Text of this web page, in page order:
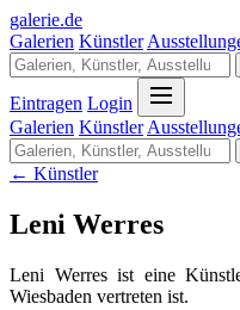
galerie.de
Galerien Künstler
Eintragen Login
Galerien Künstler
← Künstler
Leni Werres
Leni Werres ist eine
Wiesbaden vertreten ist.